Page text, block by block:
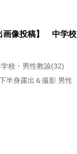
画像投稿】 中学校
校・男性教諭(32)
半身露出＆撮影 男性